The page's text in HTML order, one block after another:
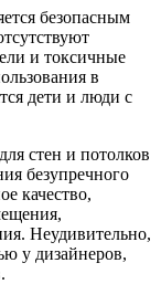
безопасным
и токсичные
в
дети и люди с
стен и потолков
безупречного
качество,
Неудивительно,
у дизайнеров,